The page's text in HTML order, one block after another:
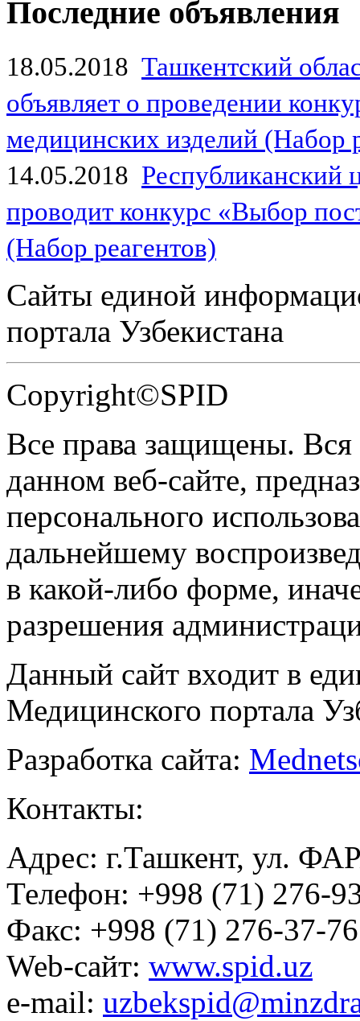
Последние объявления
18.05.2018 Ташкентский
объявляет о проведении
медицинских изделий (Набор
14.05.2018
проводит конкурс «Выбор
(Набор реагентов)
Сайты единой
портала Узбекистана
Copyright©SPID
Все права защищены.
данном веб-сайте,
персонального
дальнейшему
в какой-либо форме,
разрешения
Данный сайт входит в
Медицинского портала
Разработка сайта:
Контакты:
Адрес: г.Ташкент, ул.
Телефон: +998 (71) 276-
Факс: +998 (71) 276-37-76
Web-сайт: www.spid.uz
e-mail: